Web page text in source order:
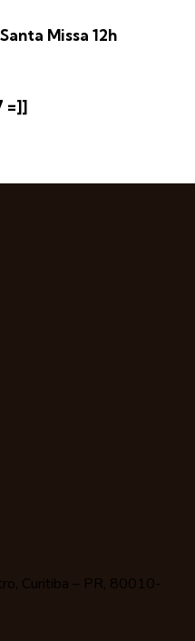
Missa 12h
=]]
Curitiba – PR, 80010-